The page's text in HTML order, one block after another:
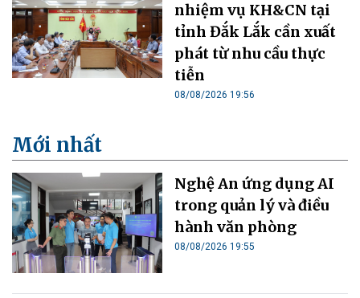
nhiệm vụ KH&CN tại
tỉnh Đắk Lắk cần xuất
phát từ nhu cầu thực
tiễn
08/08/2026 19:56
Mới nhất
Nghệ An ứng dụng AI
trong quản lý và điều
hành văn phòng
08/08/2026 19:55